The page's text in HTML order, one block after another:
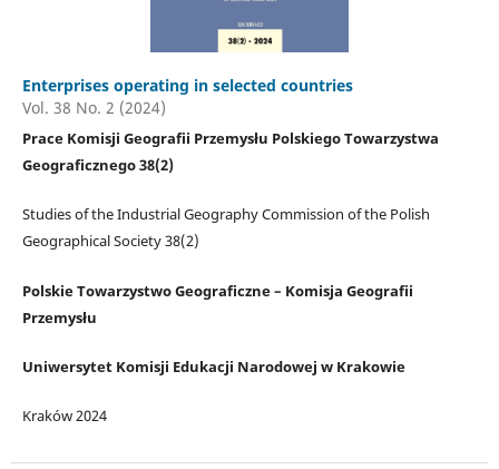
Enterprises operating in selected countries
Vol. 38 No. 2 (2024)
Prace Komisji Geografii Przemysłu Polskiego Towarzystwa
Geograficznego 38(2)
Studies of the Industrial Geography Commission of the Polish
Geographical Society 38(2)
Polskie Towarzystwo Geograficzne – Komisja Geografii
Przemysłu
Uniwersytet Komisji Edukacji Narodowej w Krakowie
Kraków 2024